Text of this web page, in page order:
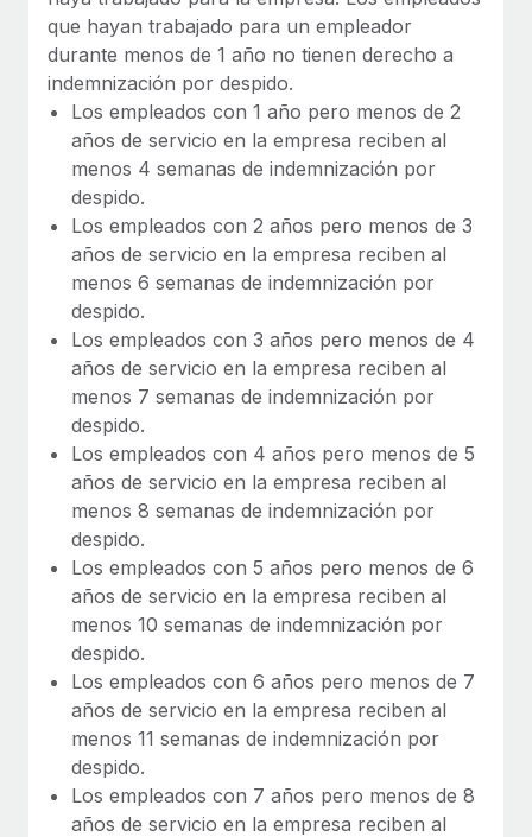
que hayan trabajado para un empleador
durante menos de 1 año no tienen derecho a
indemnización por despido.
Los empleados con 1 año pero menos de 2
años de servicio en la empresa reciben al
menos 4 semanas de indemnización por
despido.
Los empleados con 2 años pero menos de 3
años de servicio en la empresa reciben al
menos 6 semanas de indemnización por
despido.
Los empleados con 3 años pero menos de 4
años de servicio en la empresa reciben al
menos 7 semanas de indemnización por
despido.
Los empleados con 4 años pero menos de 5
años de servicio en la empresa reciben al
menos 8 semanas de indemnización por
despido.
Los empleados con 5 años pero menos de 6
años de servicio en la empresa reciben al
menos 10 semanas de indemnización por
despido.
Los empleados con 6 años pero menos de 7
años de servicio en la empresa reciben al
menos 11 semanas de indemnización por
despido.
Los empleados con 7 años pero menos de 8
años de servicio en la empresa reciben al